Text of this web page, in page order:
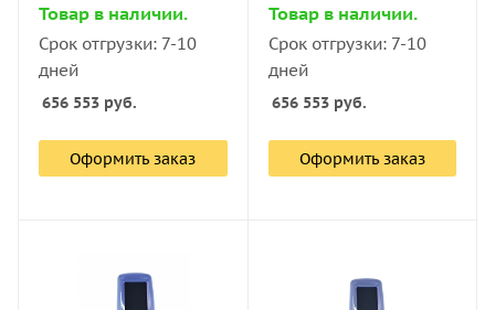
Товар в наличии.
Срок отгрузки: 7-10
дней
656 553 руб.
Оформить заказ
Товар в наличии.
Срок отгрузки: 7-10
дней
656 553руб.
Оформить заказ